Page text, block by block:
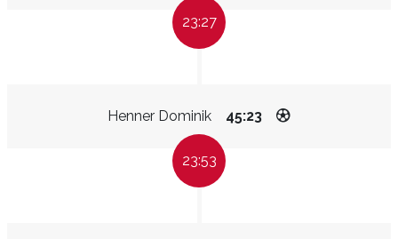
23:27
Henner Dominik 45:23
23:53